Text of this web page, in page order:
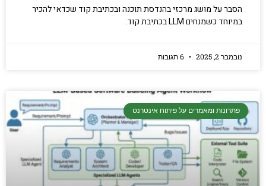
הסבר על מושג מרכזי בהנדסת תוכנה ובכתיבת קוד שכדאי להכיר
במיוחד כשמנחים LLM בכתיבת קוד.
נובמבר 2, 2025
פתרונות ומאמרים על פיתוח אינטרנט